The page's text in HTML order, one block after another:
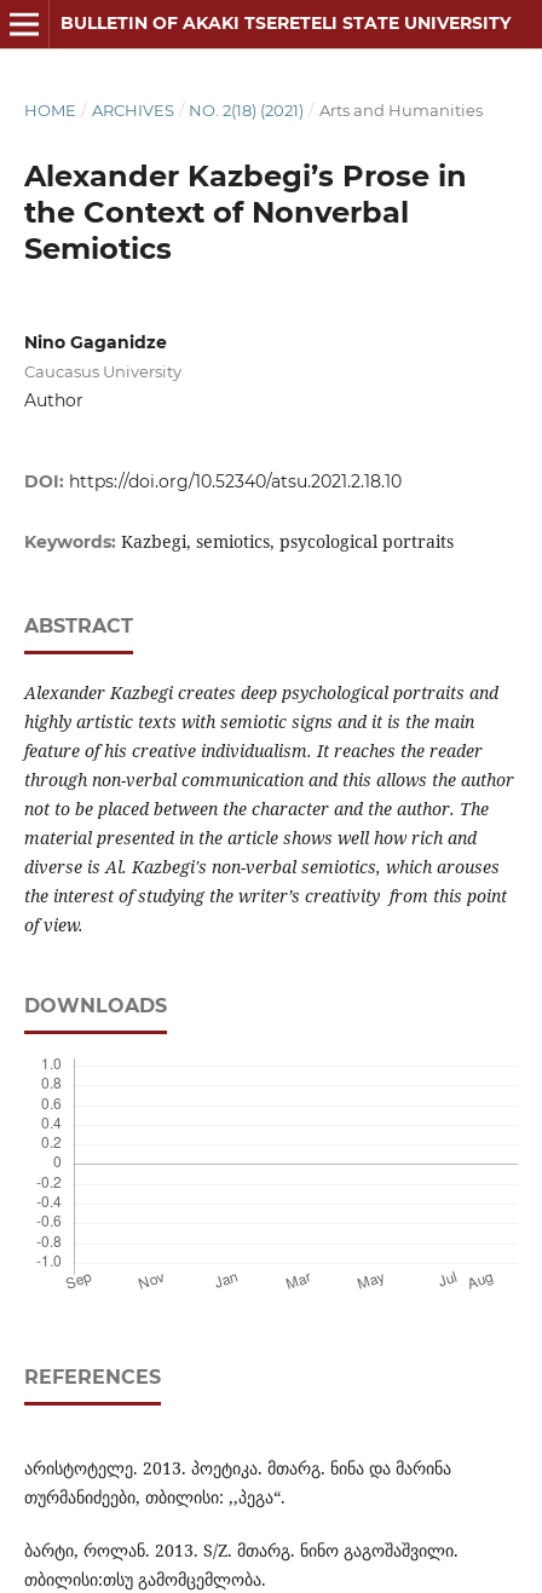
BULLETIN OF AKAKI TSERETELI STATE UNIVERSITY
HOME / ARCHIVES / NO. 2(18) (2021) / Arts and Humanities
Alexander Kazbegi’s Prose in
the Context of Nonverbal
Semiotics
Nino Gaganidze
Caucasus University
Author
DOI: https://doi.org/10.52340/atsu.2021.2.18.10
Keywords: Kazbegi, semiotics, psycological portraits
ABSTRACT
Alexander Kazbegi creates deep psychological portraits and
highly artistic texts with semiotic signs and it is the main
feature of his creative individualism. It reaches the reader
through non-verbal communication and this allows the author
not to be placed between the character and the author. The
material presented in the article shows well how rich and
diverse isAl. Kazbegi's non-verbal semiotics, which arouses
the interest of studying the writer’s creativityfrom this point
of view.
DOWNLOADS
REFERENCES
არისტოტელე. 2013. პოეტიკა. მთარგ. ნინა და მარინა
თურმანიძეები, თბილისი: ,,პეგა“.
ბარტი, როლან. 2013. S/Z. მთარგ. ნინო გაგოშაშვილი.
თბილისი:თსუ გამომცემლობა.